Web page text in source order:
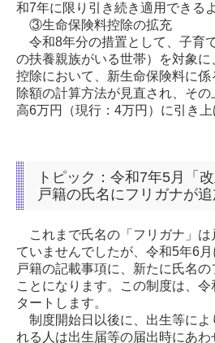
和7年に限り引き続き適用できる
③生命保険料控除の拡充
令和8年分の措置として、子育
の扶養親族がいる世帯）を対象
控除において、新生命保険料に
除額の計算方法が見直され、そ
高6万円（現行：4万円）に引き上
トピック：令和7年5月「
戸籍の氏名にフリガナが
これまで氏名の「フリガナ」
ていませんでしたが、令和5年6月
戸籍の記載事項に、新たに氏名
ことになります。この制度は、
タートします。
制度開始日以後に、出生等によ
れる人は出生届等の届出時にあ